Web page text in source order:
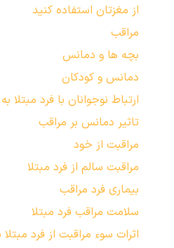
از مغزتان استفاده کنید
مراقب
بچه ها و دمانس
دمانس و کودکان
ارتباط نوجوانان با فرد مبتلا
تاثیر دمانس بر مراقب
مراقبت از خود
مراقبت سالم از فرد مبتلا
بیماری فرد مراقب
سلامت مراقب فرد مبتلا
اثرات سوء مراقبت از فرد